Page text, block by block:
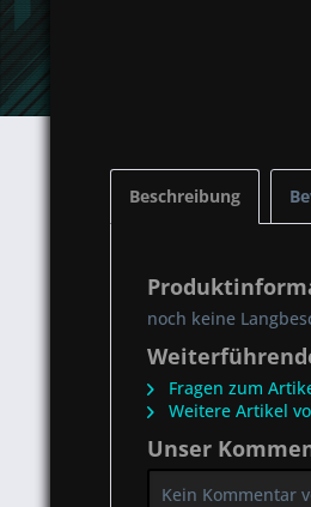
Beschreibung
noch keine
Fragen zum
Weitere Artikel
Unser
Kein Kommentar